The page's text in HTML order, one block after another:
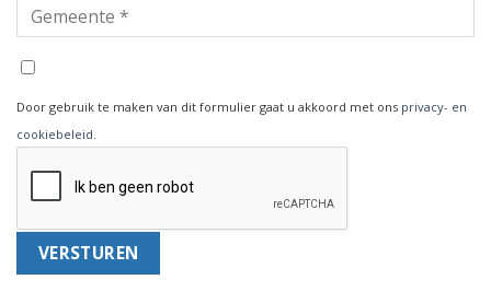
Door gebruik te maken van dit formulier gaat u akkoord met ons privacy- en
cookiebeleid